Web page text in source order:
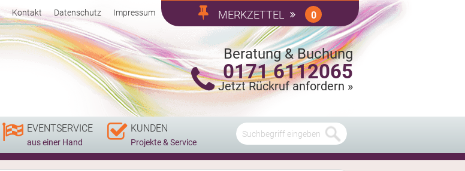
MERKZETTEL 0
Impressum
Datenschutz
Kontakt
Beratung & Buchung
0171 6112065
Jetzt Rückruf anfordern »
EVENTSERVICE
aus einer Hand
KUNDEN
Projekte & Service